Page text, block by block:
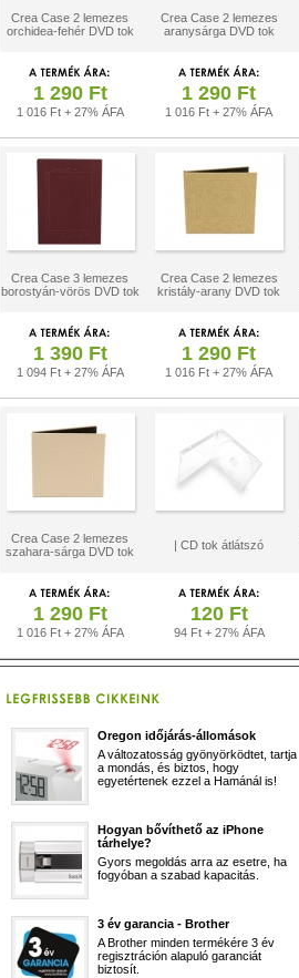
Crea Case 2 lemezes
orchidea-fehér DVD tok
Crea Case 2 lemezes
aranysárga DVD tok
1 290 Ft
1 016 Ft + 27% ÁFA
1 290 Ft
1 016 Ft + 27% ÁFA
Crea Case 3 lemezes
borostyán-vörös DVD tok
Crea Case 2 lemezes
kristály-arany DVD tok
1 390 Ft
1 094 Ft + 27% ÁFA
1 290 Ft
1 016 Ft + 27% ÁFA
Crea Case 2 lemezes
szahara-sárga DVD tok
| CD tok átlátszó
1 290 Ft
1 016 Ft + 27% ÁFA
120 Ft
94 Ft + 27% ÁFA
Oregon időjárás-állomások
A változatosság gyönyörködtet, tartja
a mondás, és biztos, hogy
egyetértenek ezzel a Hamánál is!
Hogyan bővíthető az iPhone
tárhelye?
Gyors megoldás arra az esetre, ha
fogyóban a szabad kapacitás.
3 év garancia - Brother
A Brother minden termékére 3 év
regisztráción alapuló garanciát
biztosít.